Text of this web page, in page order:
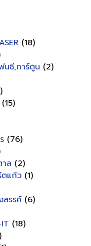
(18)
นซี,การ์ตูน (2)
(15)
(76)
ล (2)
ตแก้ว (1)
สรรค์ (6)
(18)